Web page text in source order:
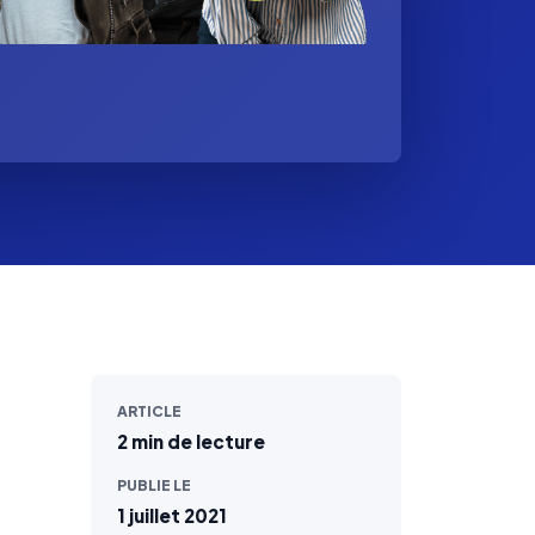
ARTICLE
2 min de lecture
PUBLIE LE
1 juillet 2021